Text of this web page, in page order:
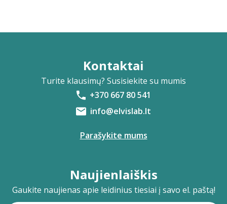
Kontaktai
Turite klausimų? Susisiekite su mumis
+370 667 80 541
info@elvislab.lt
Parašykite mums
Naujienlaiškis
Gaukite naujienas apie leidinius tiesiai į savo el. paštą!